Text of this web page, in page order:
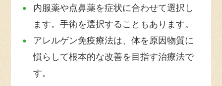
内服薬や点鼻薬を症状に合わせて選択し
ます。手術を選択することもあります。
アレルゲン免疫療法は、体を原因物質に
慣らして根本的な改善を目指す治療法で
す。